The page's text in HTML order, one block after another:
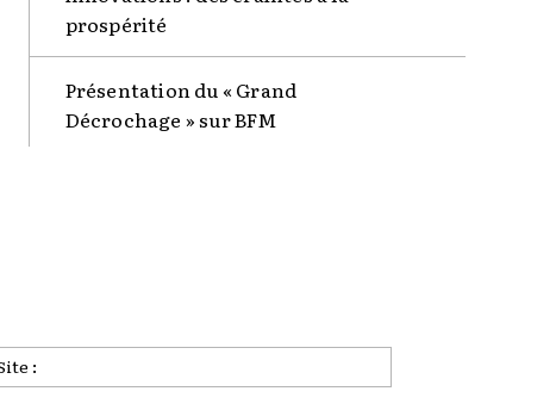
prospérité
Présentation du « Grand
Décrochage » sur BFM
: